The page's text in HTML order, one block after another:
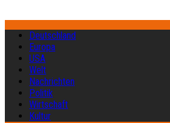
Deutschland
Europa
USA
Welt
Nachrichten
Politik
Wirtschaft
Kultur